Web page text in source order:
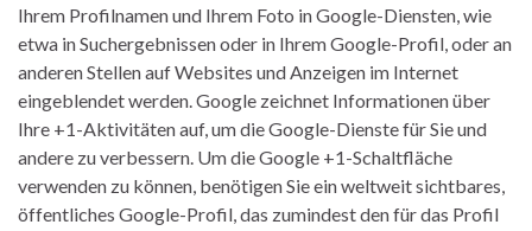
Ihrem Profilnamen und Ihrem Foto in Google-Diensten, wie
etwa in Suchergebnissen oder in Ihrem Google-Profil, oder an
anderen Stellen auf Websites und Anzeigen im Internet
eingeblendet werden. Google zeichnet Informationen über
Ihre +1-Aktivitäten auf, um die Google-Dienste für Sie und
andere zu verbessern. Um die Google +1-Schaltfläche
verwenden zu können, benötigen Sie ein weltweit sichtbares,
öffentliches Google-Profil, das zumindest den für das Profil